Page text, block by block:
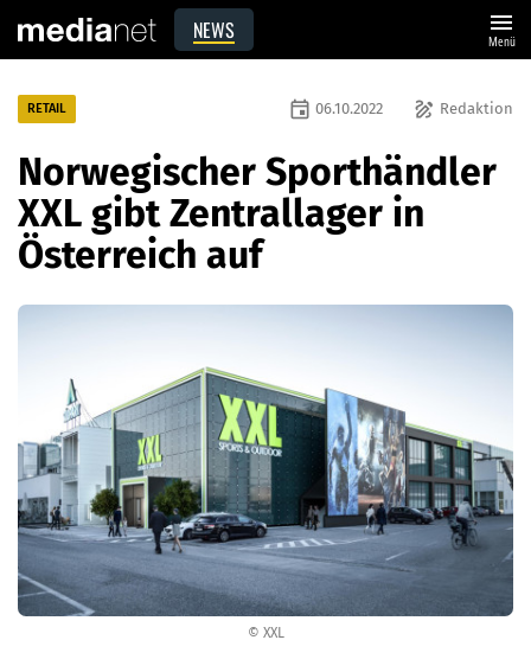
NEWS menu
Menü
© XXL
RETAIL draw Redaktion
event 06.10.2022
Norwegischer Sporthändler
XXL gibt Zentrallager in
Österreich auf